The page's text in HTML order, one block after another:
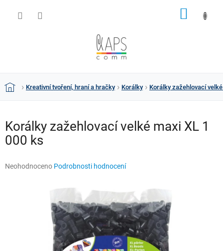
DomůKreativní tvoření, hraní a hračky Korálky Korálky zažehlovací
Korálky zažehlovací velké maxi XL 1
000 ks
Průměrné
Neohodnoceno Podrobnosti hodnocení